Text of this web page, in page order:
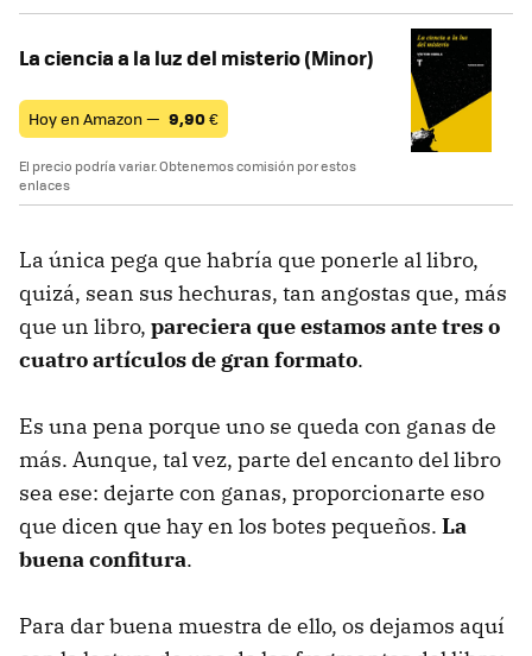
La ciencia a la luz del misterio (Minor)
Hoy en Amazon — 9,90€
El precio podría variar. Obtenemos comisión por estos
enlaces
La única pega que habría que ponerle al libro,
quizá, sean sus hechuras, tan angostas que, más
que un libro, pareciera que estamos ante tres o
cuatro artículos de gran formato.
Es una pena porque uno se queda con ganas de
más. Aunque, tal vez, parte del encanto del libro
sea ese: dejarte con ganas, proporcionarte eso
que dicen que hay en los botes pequeños. La
buena confitura.
Para dar buena muestra de ello, os dejamos aquí